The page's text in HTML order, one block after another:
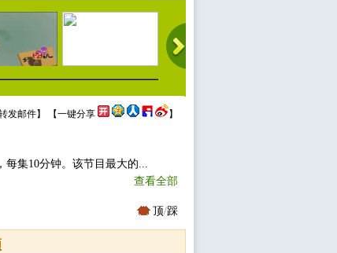
发邮件】 【一键分享 】
每集10分钟。该节目最大的...
查看全部
顶/踩